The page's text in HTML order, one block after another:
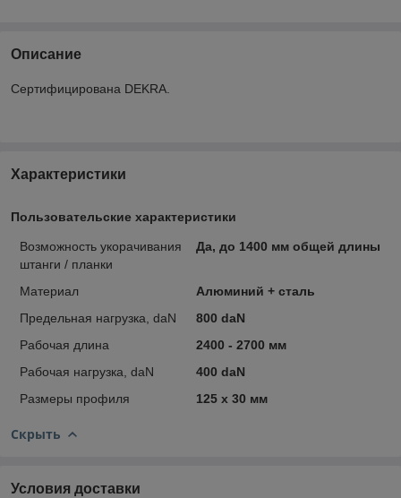
Описание
Сертифицирована DEKRA.
Характеристики
Пользовательские характеристики
Возможность укорачивания
штанги / планки
Да, до 1400 мм общей длины
Материал
Алюминий + сталь
Предельная нагрузка, daN
800 daN
Рабочая длина
2400 - 2700 мм
Рабочая нагрузка, daN
400 daN
Размеры профиля
125 х 30 мм
Скрыть
Условия доставки